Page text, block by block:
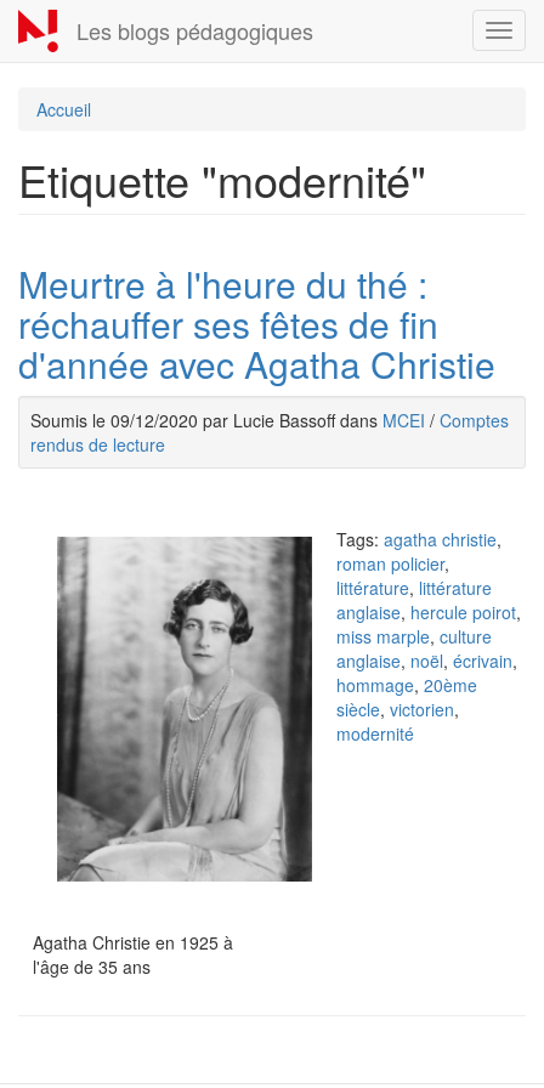
Aller
au
contenu
Les blogs pédagogiques
Accueil
Etiquette "modernité"
Meurtre à l'heure du thé :
réchauffer ses fêtes de fin
d'année avec Agatha Christie
Soumis le 09/12/2020 par Lucie Bassoff dans MCEI / Comptes
rendus de lecture
Agatha Christie en 1925 à
l'âge de 35 ans
Tags: agatha christie,
roman policier,
littérature, littérature
anglaise, hercule poirot,
miss marple, culture
anglaise, noël, écrivain,
hommage, 20ème
siècle, victorien,
modernité